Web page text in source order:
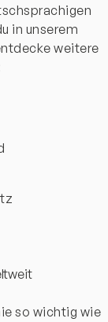
in unserem
weitere
so wichtig wie